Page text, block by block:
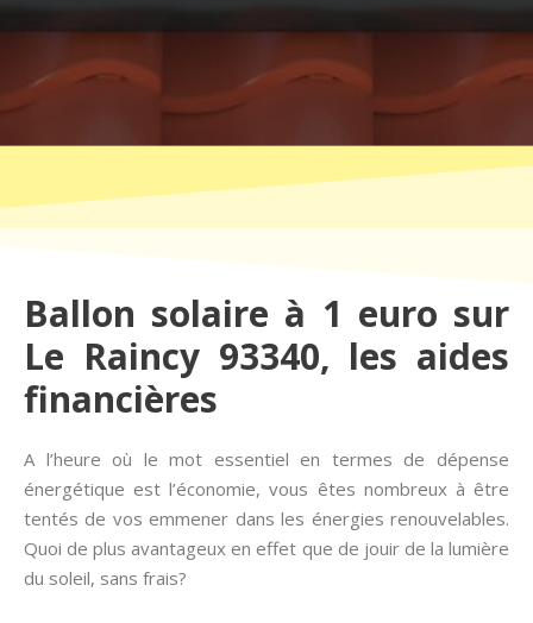
Ballon solaire à 1 euro sur
Le Raincy 93340, les aides
financières
A l’heure où le mot essentiel en termes de dépense
énergétique est l’économie, vous êtes nombreux à être
tentés de vos emmener dans les énergies renouvelables.
Quoi de plus avantageux en effet que de jouir de la lumière
du soleil, sans frais?